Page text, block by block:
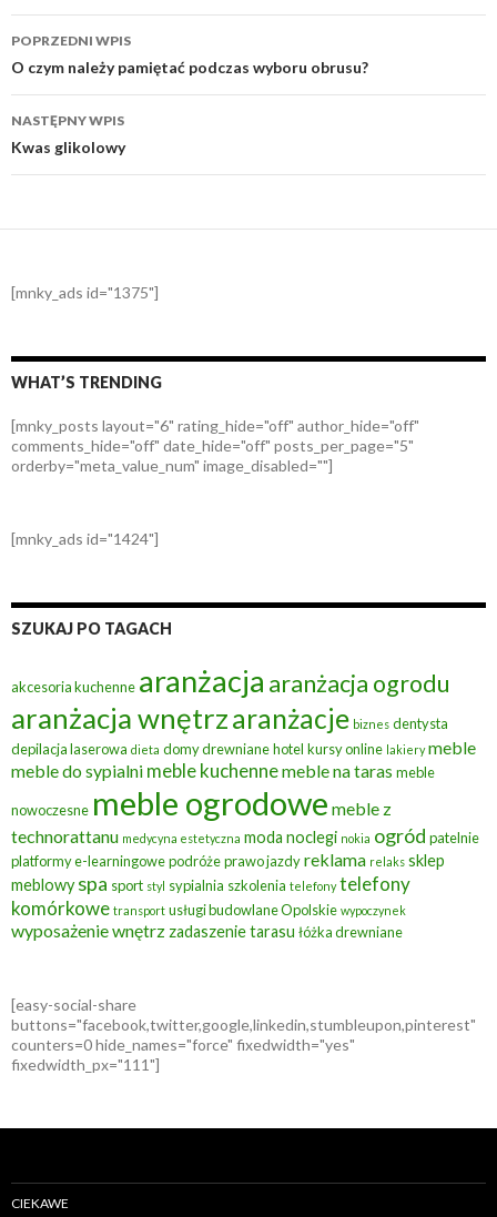
Zobacz
wpisy
POPRZEDNI WPIS
O czym należy pamiętać podczas wyboru obrusu?
NASTĘPNY WPIS
Kwas glikolowy
[mnky_ads id="1375"]
WHAT’S TRENDING
[mnky_posts layout="6" rating_hide="off" author_hide="off"
comments_hide="off" date_hide="off" posts_per_page="5"
orderby="meta_value_num" image_disabled=""]
[mnky_ads id="1424"]
SZUKAJ PO TAGACH
akcesoria kuchenne aranżacja aranżacja ogrodu
aranżacja wnętrzaranżacje biznes dentysta
depilacja laserowa dieta domy drewnianehotel kursy online lakiery meble
meble do sypialni meble kuchennemeble na taras meble
nowoczesne meble ogrodowe meble z
technorattanu medycyna estetyczna moda noclegi nokia ogród patelnie
platformy e-learningowepodróżeprawo jazdyreklama relaks sklep
meblowy spa sport styl sypialnia szkolenia telefony telefony
komórkowe transport usługi budowlane Opolskie wypoczynek
wyposażenie wnętrz zadaszenie tarasu łóżka drewniane
[easy-social-share
buttons="facebook,twitter,google,linkedin,stumbleupon,pinterest"
counters=0 hide_names="force" fixedwidth="yes"
fixedwidth_px="111"]
CIEKAWE